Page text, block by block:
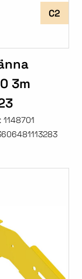
C2
3m
1148701